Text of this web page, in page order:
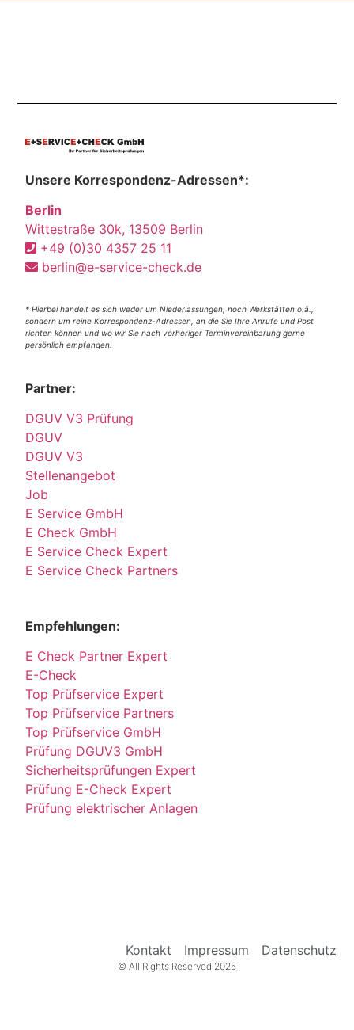
Unsere Korrespondenz-Adressen*:
Berlin
Wittestraße 30k, 13509 Berlin
+49 (0)30 4357 25 11
berlin@e-service-check.de
* Hierbei handelt es sich weder um Niederlassungen, noch Werkstätten o.ä.,
sondern um reine Korrespondenz-Adressen, an die Sie Ihre Anrufe und Post
richten können und wo wir Sie nach vorheriger Terminvereinbarung gerne
persönlich empfangen.
Partner:
DGUV V3 Prüfung
DGUV
DGUV V3
Stellenangebot
Job
E Service GmbH
E Check GmbH
E Service Check Expert
E Service Check Partners
Empfehlungen:
E Check Partner Expert
E-Check
Top Prüfservice Expert
Top Prüfservice Partners
Top Prüfservice GmbH
Prüfung DGUV3 GmbH
Sicherheitsprüfungen Expert
Prüfung E-Check Expert
Prüfung elektrischer Anlagen
Kontakt Impressum Datenschutz
© All Rights Reserved 2025